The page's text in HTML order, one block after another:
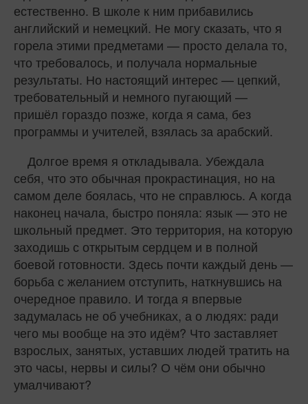
естественно. В школе к ним прибавились
английский и немецкий. Не могу сказать, что я
горела этими предметами — просто делала то,
что требовалось, и получала нормальные
результаты. Но настоящий интерес — цепкий,
требовательный и немного пугающий —
пришёл гораздо позже, когда я сама, без
программы и учителей, взялась за арабский.
Долгое время я откладывала. Убеждала
себя, что это обычная прокрастинация, но на
самом деле боялась, что не справлюсь. А когда
наконец начала, быстро поняла: язык — это не
школьный предмет. Это территория, на которую
заходишь с открытым сердцем и в полной
боевой готовности. Здесь почти каждый день —
борьба с желанием отступить, наткнувшись на
очередное правило. И тогда я впервые
задумалась не об учебниках, а о людях: ради
чего мы вообще на это идём? Что заставляет
взрослых, занятых, уставших людей тратить на
это часы, нервы и силы? О чём они обычно
умалчивают?